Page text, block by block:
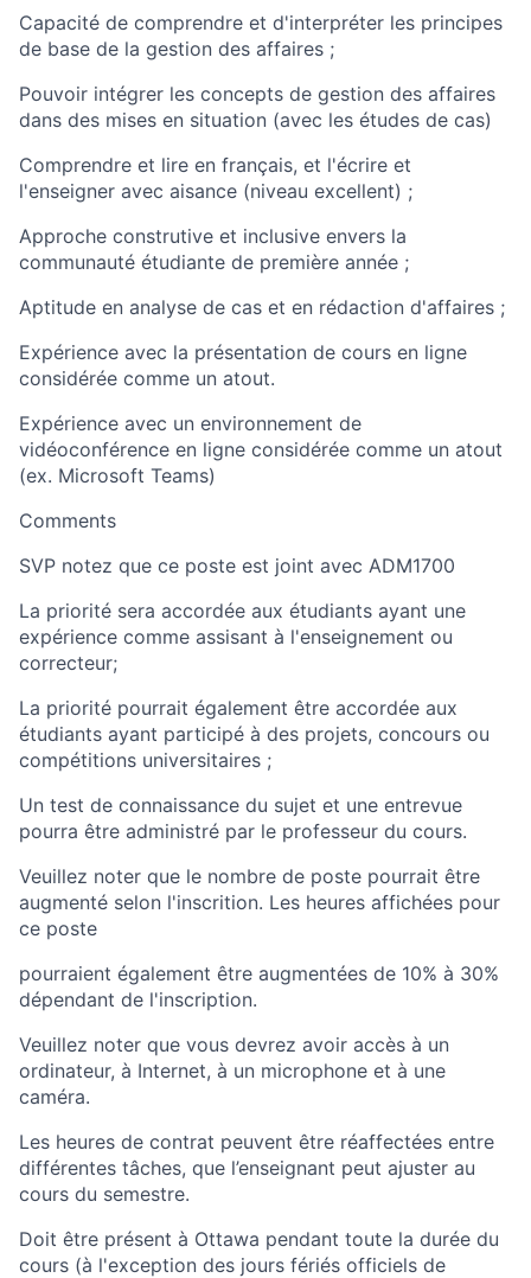
Capacité de comprendre et d'interpréter les principes
de base de la gestion des affaires ;
Pouvoir intégrer les concepts de gestion des affaires
dans des mises en situation (avec les études de cas)
Comprendre et lire en français, et l'écrire et
l'enseigner avec aisance (niveau excellent) ;
Approche construtive et inclusive envers la
communauté étudiante de première année ;
Aptitude en analyse de cas et en rédaction d'affaires ;
Expérience avec la présentation de cours en ligne
considérée comme un atout.
Expérience avec un environnement de
vidéoconférence en ligne considérée comme un atout
(ex. Microsoft Teams)
Comments
SVP notez que ce poste est joint avec ADM1700
La priorité sera accordée aux étudiants ayant une
expérience comme assisant à l'enseignement ou
correcteur;
La priorité pourrait également être accordée aux
étudiants ayant participé à des projets, concours ou
compétitions universitaires ;
Un test de connaissance du sujet et une entrevue
pourra être administré par le professeur du cours.
Veuillez noter que le nombre de poste pourrait être
augmenté selon l'inscrition. Les heures affichées pour
ce poste
pourraient également être augmentées de 10% à 30%
dépendant de l'inscription.
Veuillez noter que vous devrez avoir accès à un
ordinateur, à Internet, à un microphone et à une
caméra.
Les heures de contrat peuvent être réaffectées entre
différentes tâches, que l’enseignant peut ajuster au
cours du semestre.
Doit être présent à Ottawa pendant toute la durée du
cours (à l'exception des jours fériés officiels de